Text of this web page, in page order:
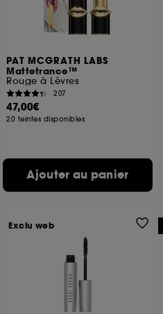
PAT MCGRATH LABS
Mattetrance™
Rouge à Lèvres
207
47,00€
20 teintes disponibles
Ajouter au panier
Exclu web